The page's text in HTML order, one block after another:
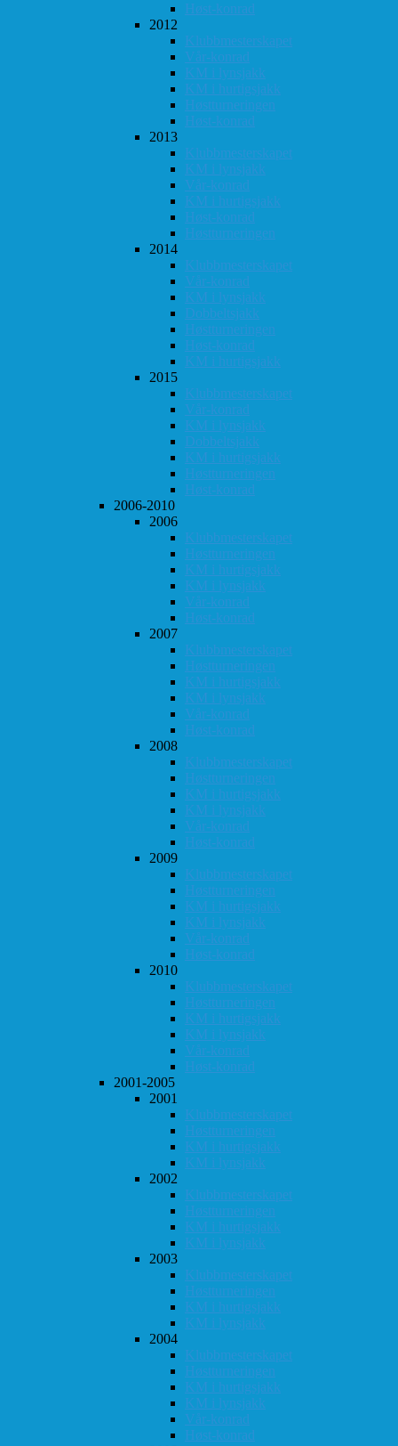
Høst-konrad
2012
Klubbmesterskapet
Vår-konrad
KM i lynsjakk
KM i hurtigsjakk
Høstturneringen
Høst-konrad
2013
Klubbmesterskapet
KM i lynsjakk
Vår-konrad
KM i hurtigsjakk
Høst-konrad
Høstturneringen
2014
Klubbmesterskapet
Vår-konrad
KM i lynsjakk
Dobbeltsjakk
Høstturneringen
Høst-konrad
KM i hurtigsjakk
2015
Klubbmesterskapet
Vår-konrad
KM i lynsjakk
Dobbeltsjakk
KM i hurtigsjakk
Høstturneringen
Høst-konrad
2006-2010
2006
Klubbmesterskapet
Høstturneringen
KM i hurtigsjakk
KM i lynsjakk
Vår-konrad
Høst-konrad
2007
Klubbmesterskapet
Høstturneringen
KM i hurtigsjakk
KM i lynsjakk
Vår-konrad
Høst-konrad
2008
Klubbmesterskapet
Høstturneringen
KM i hurtigsjakk
KM i lynsjakk
Vår-konrad
Høst-konrad
2009
Klubbmesterskapet
Høstturneringen
KM i hurtigsjakk
KM i lynsjakk
Vår-konrad
Høst-konrad
2010
Klubbmesterskapet
Høstturneringen
KM i hurtigsjakk
KM i lynsjakk
Vår-konrad
Høst-konrad
2001-2005
2001
Klubbmesterskapet
Høstturneringen
KM i hurtigsjakk
KM i lynsjakk
2002
Klubbmesterskapet
Høstturneringen
KM i hurtigsjakk
KM i lynsjakk
2003
Klubbmesterskapet
Høstturneringen
KM i hurtigsjakk
KM i lynsjakk
2004
Klubbmesterskapet
Høstturneringen
KM i hurtigsjakk
KM i lynsjakk
Vår-konrad
Høst-konrad